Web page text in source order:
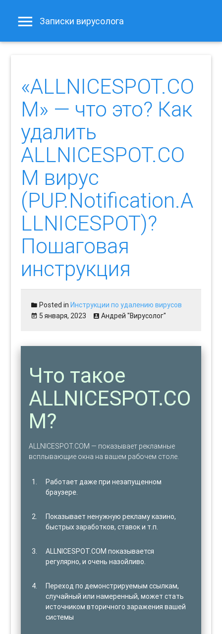
Записки вирусолога
«ALLNICESPOT.CO
M» — что это? Как
удалить
ALLNICESPOT.CO
M вирус
(PUP.Notification.A
LLNICESPOT)?
Пошаговая
инструкция
Posted inИнструкции по удалению вирусов
5 января, 2023
Андрей "Вирусолог"
Что такое
ALLNICESPOT.CO
M?
ALLNICESPOT.COM — показывает рекламные
всплывающие окна на вашем рабочем столе.
Работает даже при незапущенном
браузере.
Показывает ненужную рекламу казино,
быстрых заработков, ставок и т.п.
ALLNICESPOT.COM показывается
регулярно, и очень назойливо.
Переход по демонстрируемым ссылкам,
случайный или намеренный, может стать
источником вторичного заражения вашей
системы